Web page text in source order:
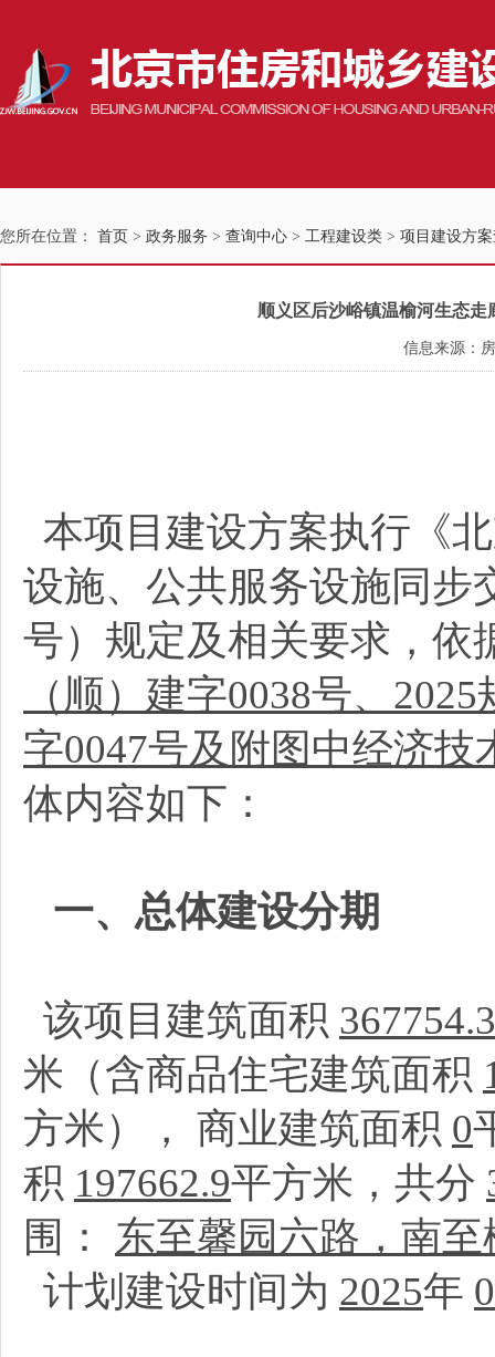
您所在位置： 首页 > 政务服务 > 查询中心 > 工程建设类 > 项目建设方
顺义区后沙峪镇温榆河生态走
信息来源：
本项目建设方案执行《
设施、公共服务设施同步
号）规定及相关要求，依
（顺）建字0038号、
字0047号及附图中经济
体内容如下：
一、总体建设分期
该项目建筑面积
米（含商品住宅建筑面积
方米）， 商业建筑面积 0
积 197662.9平方米，共分
围： 东至馨园六路，南
计划建设时间为 2025年